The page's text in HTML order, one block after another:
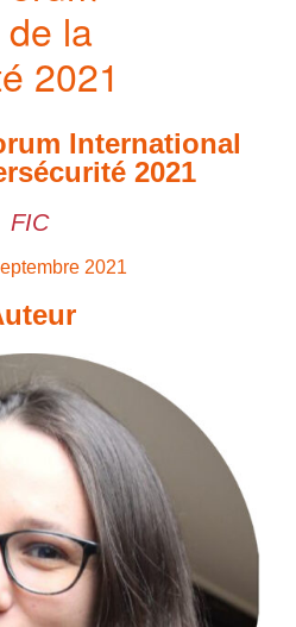
la
2021
International
2021
FIC
2021